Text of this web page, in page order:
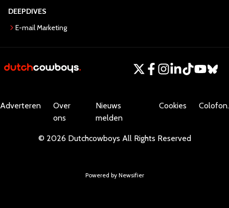
DEEPDIVES
E-mail Marketing
Adverteren
Over
ons
Nieuws
melden
Cookies Colofon.
© 2026 Dutchcowboys All Rights Reserved
Powered by Newsifier